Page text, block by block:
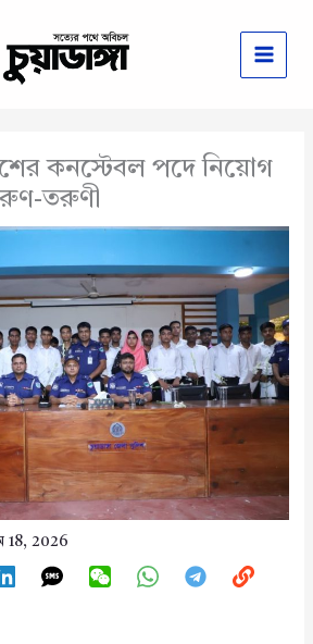
কনস্টেবল পদে নিয়োগ
তরুণী
18, 2026